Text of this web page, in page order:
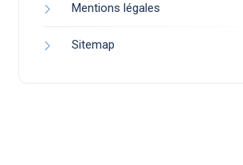
Mentions légales
Sitemap